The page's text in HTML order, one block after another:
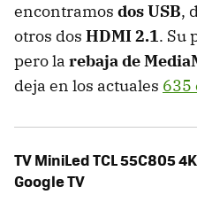
encontramos dos USB,
otros dos HDMI 2.1. Su
pero la rebaja de
deja en los actuales 635
TV MiniLed TCL 55C805 4K
Google TV